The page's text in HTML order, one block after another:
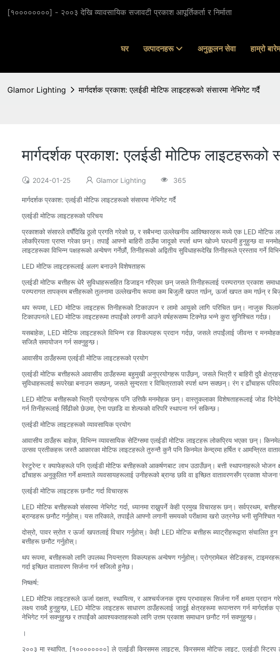
[१००००००००] - २००३ देखि व्यावसायिक सजावटी प्रकाश आपूर्तिकर्ता र निर्माता
घर उत्पादनहरू अनुकूलन सेवा हाम्रो
Glamor Lighting मार्गदर्शक प्रकाश: एलईडी मोटिफ लाइटहरूको संसारमा नेभिगेट गर्दै
मार्गदर्शक प्रकाश: एलईडी मोटिफ लाइटहरूको
2024-01-25 Glamor Lighting 365
मार्गदर्शक प्रकाश: एलईडी मोटिफ लाइटहरूको संसारमा नेभिगेट गर्दै
एलईडी मोटिफ लाइटहरूको परिचय
प्रकाशको संसारले वर्षौंदेखि ठूलो प्रगति गरेको छ, र सबैभन्दा उल्लेखनीय आविष्कारहरू मध्ये एक LED मोटिफ
लोकप्रियता प्राप्त गरेका छन्। तपाईं आफ्नो बाहिरी ठाउँमा जादूको स्पर्श थप्न खोज्ने घरधनी हुनुहुन्छ
लाइटहरूका विभिन्न पक्षहरूको अन्वेषण गर्नेछौं, तिनीहरूको अद्वितीय सुविधाहरूदेखि तिनीहरूले प्रस्ताव गर्ने
LED मोटिफ लाइटहरूलाई अलग बनाउने विशेषताहरू
एलईडी मोटिफ बत्तीहरू धेरै सुविधाहरूसहित डिजाइन गरिएका छन् जसले तिनीहरूलाई परम्परागत प्रकाश
परम्परागत तापक्रम बत्तीहरूको तुलनामा उल्लेखनीय रूपमा कम बिजुली खपत गर्छन्, ऊर्जा खपत कम गर्छन् र
थप रूपमा, LED मोटिफ लाइटहरू तिनीहरूको टिकाउपन र लामो आयुको लागि परिचित छन्। नाजुक
टिकाउपनले LED मोटिफ लाइटहरूमा तपाईंको लगानी आउने वर्षहरूसम्म टिक्नेछ भन्ने कुरा सुनिश्चित गर्दछ।
यसबाहेक, LED मोटिफ लाइटहरूले विभिन्न रङ विकल्पहरू प्रदान गर्दछ, जसले तपाईंलाई जीवन्त र
सजिलै समायोजन गर्न सक्नुहुन्छ।
आवासीय ठाउँहरूमा एलईडी मोटिफ लाइटहरूको प्रयोग
एलईडी मोटिफ बत्तीहरूले आवासीय ठाउँहरूमा बहुमुखी अनुप्रयोगहरू पाउँछन्, जसले भित्री र बाहिरी दुवै
सुविधाहरूलाई रूपरेखा बनाउन सक्छन्, जसले सुन्दरता र विचित्रताको स्पर्श थप्न सक्छन्। रंग र ढाँचाहरू
LED मोटिफ बत्तीहरूको भित्री प्रयोगहरू पनि उत्तिकै मनमोहक छन्। वास्तुकलाका विशेषताहरूलाई जोड
गर्न तिनीहरूलाई सिँढीको छेउमा, ऐना पछाडि वा शेल्फको वरिपरि स्थापना गर्न सकिन्छ।
एलईडी मोटिफ लाइटहरूको व्यावसायिक प्रयोग
आवासीय ठाउँहरू बाहेक, विभिन्न व्यावसायिक सेटिंग्समा एलईडी मोटिफ लाइटहरू लोकप्रिय भएका छन्।
उत्सव प्रतीकहरू जस्तै आकारका मोटिफ लाइटहरूले तुरुन्तै कुनै पनि किनमेल केन्द्रमा हर्षित र आमन्त्रित
रेस्टुरेन्ट र क्याफेहरूले पनि एलईडी मोटिफ बत्तीहरूको आकर्षणबाट लाभ उठाउँछन्। बत्ती स्थापनाहरूले
ढाँचाहरू अनुकूलित गर्ने क्षमताले व्यवसायहरूलाई उनीहरूको ब्रान्ड छवि वा इच्छित वातावरणसँग प्रकाश योजना
एलईडी मोटिफ लाइटहरू छनौट गर्दा विचारहरू
LED मोटिफ बत्तीहरूको संसारमा नेभिगेट गर्दा, ध्यानमा राख्नुपर्ने केही प्रमुख विचारहरू छन्। सर्वप्रथम,
ब्रान्डहरू छनौट गर्नुहोस्। यस तरिकाले, तपाईंले आफ्नो लगानी समयको परीक्षामा खरो उत्रनेछ भनी सुनिश्चित
दोस्रो, पावर स्रोत र ऊर्जा खपतलाई विचार गर्नुहोस्। केही LED मोटिफ बत्तीहरू ब्याट्रीहरूद्वारा
बत्तीहरू छनौट गर्नुहोस्।
थप रूपमा, बत्तीहरूको लागि उपलब्ध नियन्त्रण विकल्पहरू अन्वेषण गर्नुहोस्। प्रोग्रामेबल सेटिङहरू,
गर्दा इच्छित वातावरण सिर्जना गर्न सजिलो हुनेछ।
निष्कर्ष:
LED मोटिफ लाइटहरूले ऊर्जा दक्षता, स्थायित्व, र आश्चर्यजनक दृश्य प्रभावहरू सिर्जना गर्ने क्षमता प्रदान
लक्ष्य राख्दै हुनुहुन्छ, LED मोटिफ लाइटहरू साधारण ठाउँहरूलाई जादुई क्षेत्रहरूमा रूपान्तरण गर्न
नेभिगेट गर्न सक्नुहुन्छ र तपाईंको आवश्यकताहरूको लागि उत्तम प्रकाश समाधान छनौट गर्न सक्नुहुन्छ।
।
२००३ मा स्थापित, [१००००००००] ले एलईडी क्रिसमस लाइट्स, क्रिसमस मोटिफ लाइट, एलईडी